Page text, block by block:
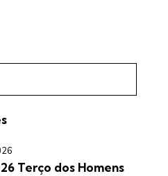
Terço dos Homens